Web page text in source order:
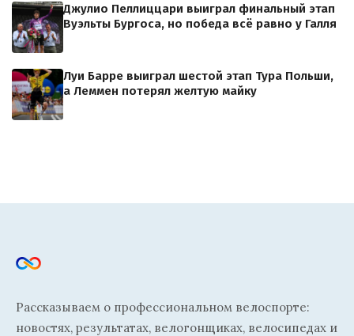
Джулио Пеллиццари выиграл финальный этап
Вуэльты Бургоса, но победа всё равно у Галля
Луи Барре выиграл шестой этап Тура Польши,
а Леммен потерял желтую майку
Рассказываем о профессиональном велоспорте:
новостях, результатах, велогонщиках, велосипедах и